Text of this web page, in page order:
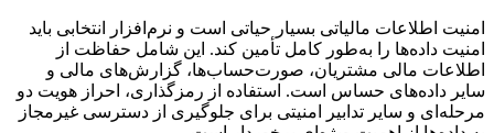
امنیت اطلاعات مالیاتی بسیار حیاتی است و نرم‌افزار انتخابی باید
امنیت داده‌ها را به‌طور کامل تأمین کند. این شامل حفاظت از
اطلاعات مالی مشتریان، صورت‌حساب‌ها، گزارش‌های مالی و
سایر داده‌های حساس است. استفاده از رمزگذاری، احراز هویت دو
مرحله‌ای و سایر تدابیر امنیتی برای جلوگیری از دسترسی غیرمجاز